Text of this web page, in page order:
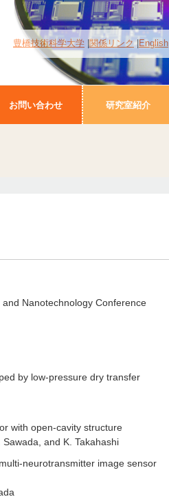
豊橋技術科学大学 関係リンク English
お問い合わせ 研究室紹介
Nanotechnology Conference
by low-pressure dry transfer
with open-cavity structure
and K. Takahashi
neurotransmitter image sensor